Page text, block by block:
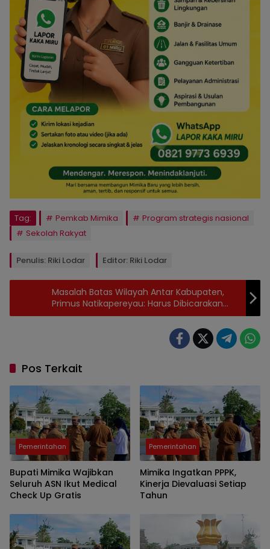
Tag: Pemkab Mimika
Program strategis nasional
Sekolah Rakyat
Penulis: Riki Lodar Editor: Riki Lodar
Masalah Batas Wilayah Antar Kabupaten,
Primus Natikapereyau: Harus Dibicarakan
Bersama Provinsi Papua Tengah
Pos Terkait
Pemerintahan
Bupati Mimika Wajibkan
Seluruh ASN Ikut Medical
Check Up Gratis
Pemerintahan
Mimika Ingatkan PPPK,
Kinerja Dievaluasi Setiap
Tahun